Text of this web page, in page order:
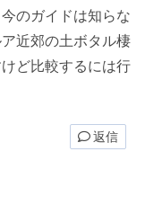
のガイドは知らな
近郊の土ボタル棲
ど比較するには行
返信